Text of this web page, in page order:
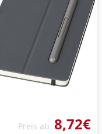
Preis ab 8,72€